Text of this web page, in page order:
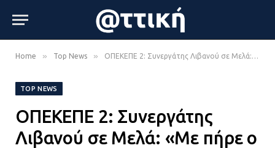
Home » Top News » ΟΠΕΚΕΠΕ 2: Συνεργάτης Λιβανού σε Μελά: «Με πήρε ο Νέζης από Μαξίμου και είπε άντε γ@@@@@ε!»
TOP NEWS
ΟΠΕΚΕΠΕ 2: Συνεργάτης
Λιβανού σε Μελά: «Με πήρε ο